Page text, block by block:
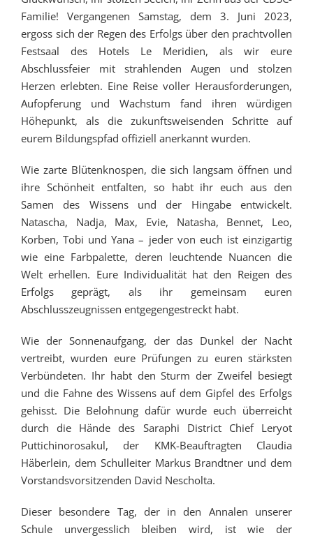
Familie! Vergangenen Samstag, dem 3. Juni 2023,
ergoss sich der Regen des Erfolgs über den prachtvollen
Festsaal des Hotels Le Meridien, als wir eure
Abschlussfeier mit strahlenden Augen und stolzen
Herzen erlebten. Eine Reise voller Herausforderungen,
Aufopferung und Wachstum fand ihren würdigen
Höhepunkt, als die zukunftsweisenden Schritte auf
eurem Bildungspfad offiziell anerkannt wurden.
Wie zarte Blütenknospen, die sich langsam öffnen und
ihre Schönheit entfalten, so habt ihr euch aus den
Samen des Wissens und der Hingabe entwickelt.
Natascha, Nadja, Max, Evie, Natasha, Bennet, Leo,
Korben, Tobi und Yana – jeder von euch ist einzigartig
wie eine Farbpalette, deren leuchtende Nuancen die
Welt erhellen. Eure Individualität hat den Reigen des
Erfolgs geprägt, als ihr gemeinsam euren
Abschlusszeugnissen entgegengestreckt habt.
Wie der Sonnenaufgang, der das Dunkel der Nacht
vertreibt, wurden eure Prüfungen zu euren stärksten
Verbündeten. Ihr habt den Sturm der Zweifel besiegt
und die Fahne des Wissens auf dem Gipfel des Erfolgs
gehisst. Die Belohnung dafür wurde euch überreicht
durch die Hände des Saraphi District Chief Leryot
Puttichinorosakul, der KMK-Beauftragten Claudia
Häberlein, dem Schulleiter Markus Brandtner und dem
Vorstandsvorsitzenden David Nescholta.
Dieser besondere Tag, der in den Annalen unserer
Schule unvergesslich bleiben wird, ist wie der